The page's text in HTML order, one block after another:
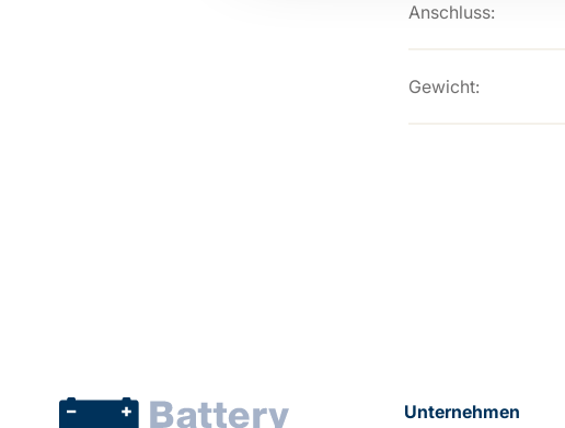
Anschluss:
Gewicht:
Unternehmen